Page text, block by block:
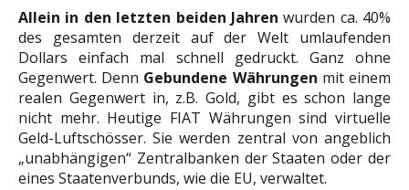
Allein in den letzten beiden Jahren wurden ca. 40%
des gesamten derzeit auf der Welt umlaufenden
Dollars einfach mal schnell gedruckt. Ganz ohne
Gegenwert. Denn Gebundene Währungen mit einem
realen Gegenwert in, z.B. Gold, gibt es schon lange
nicht mehr. Heutige FIAT Währungen sind virtuelle
Geld-Luftschösser. Sie werden zentral von angeblich
„unabhängigen“ Zentralbanken der Staaten oder der
eines Staatenverbunds, wie die EU, verwaltet.